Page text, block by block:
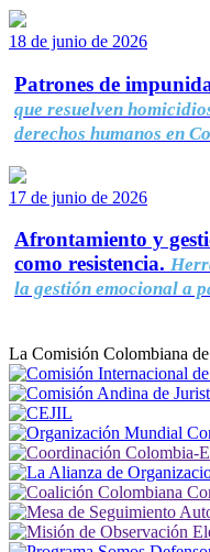
18 de junio de 2026
Patrones de
que resuelven
derechos humanos en
17 de junio de 2026
Afrontamiento y
como resistencia.
la gestión emocional a
La Comisión Colombiana de